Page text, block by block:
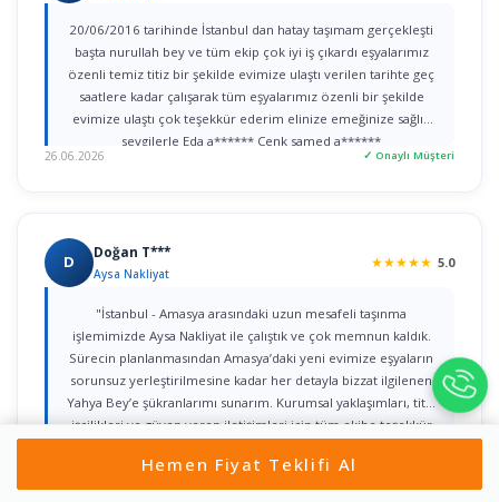
20/06/2016 tarihinde İstanbul dan hatay taşımam gerçekleşti
başta nurullah bey ve tüm ekip çok iyi iş çıkardı eşyalarımız
özenli temiz titiz bir şekilde evimize ulaştı verilen tarihte geç
saatlere kadar çalışarak tüm eşyalarımız özenli bir şekilde
evimize ulaştı çok teşekkür ederim elinize emeğinize sağlık
sevgilerle Eda a****** Cenk samed a******
26.06.2026 ✓ Onaylı Müşteri
D Doğan T***
Aysa Nakliyat
★★★★★ 5.0
"İstanbul - Amasya arasındaki uzun mesafeli taşınma
işlemimizde Aysa Nakliyat ile çalıştık ve çok memnun kaldık.
Sürecin planlanmasından Amasya’daki yeni evimize eşyaların
sorunsuz yerleştirilmesine kadar her detayla bizzat ilgilenen
Yahya Bey’e şükranlarımı sunarım. Kurumsal yaklaşımları, titiz
işçilikleri ve güven veren iletişimleri için tüm ekibe teşekkür
22.06.2026 ✓ Onaylı Müşteri
Hemen Fiyat Teklifi Al